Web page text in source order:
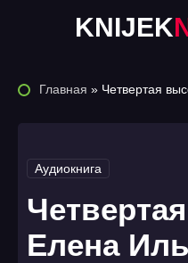
KNIJEK
Главная » Четвертая
Аудиокнига
Елена